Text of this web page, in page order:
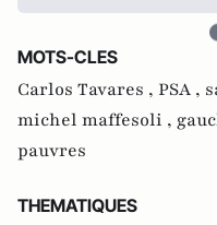
MOTS-CLES
Carlos Tavares , PSA ,
michel maffesoli ,
pauvres
THEMATIQUES